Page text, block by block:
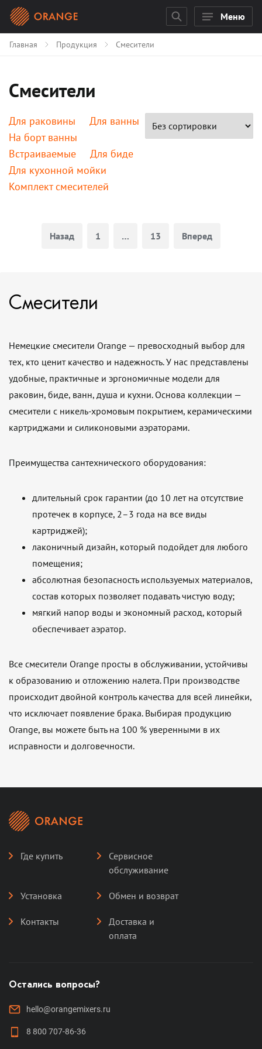
Меню
Главная Продукция Смесители
Смесители
Для раковины
Для ванны
На борт ванны
Встраиваемые
Для биде
Для кухонной мойки
Комплект смесителей
Назад 1 … 13 Вперед
Смесители
Немецкие смесители Orange — превосходный выбор для
тех, кто ценит качество и надежность. У нас представлены
удобные, практичные и эргономичные модели для
раковин, биде, ванн, душа и кухни. Основа коллекции —
смесители с никель-хромовым покрытием, керамическими
картриджами и силиконовыми аэраторами.
Преимущества сантехнического оборудования:
длительный срок гарантии (до 10 лет на отсутствие
протечек в корпусе, 2–3 года на все виды
картриджей);
лаконичный дизайн, который подойдет для любого
помещения;
абсолютная безопасность используемых материалов,
состав которых позволяет подавать чистую воду;
мягкий напор воды и экономный расход, который
обеспечивает аэратор.
Все смесители Orange просты в обслуживании, устойчивы
к образованию и отложению налета. При производстве
происходит двойной контроль качества для всей линейки,
что исключает появление брака. Выбирая продукцию
Orange, вы можете быть на 100 % уверенными в их
исправности и долговечности.
Где купить
Сервисное
обслуживание
Установка Обмен и возврат
Контакты
Доставка и
оплата
Остались вопросы?
hello@orangemixers.ru
8 800 707-86-36